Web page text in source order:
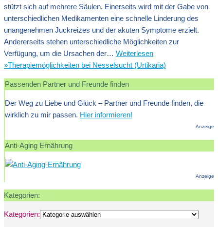
stützt sich auf mehrere Säulen. Einerseits wird mit der Gabe von
unterschiedlichen Medikamenten eine schnelle Linderung des
unangenehmen Juckreizes und der akuten Symptome erzielt.
Andererseits stehen unterschiedliche Möglichkeiten zur
Verfügung, um die Ursachen der… Weiterlesen
»Therapiemöglichkeiten bei Nesselsucht (Urtikaria)
Passenden Partner und Freunde finden
Der Weg zu Liebe und Glück – Partner und Freunde finden, die
wirklich zu mir passen. Hier informieren!
Anzeige
Anti-Aging Ernährung
Anzeige
Kategorien:
Kategorien: